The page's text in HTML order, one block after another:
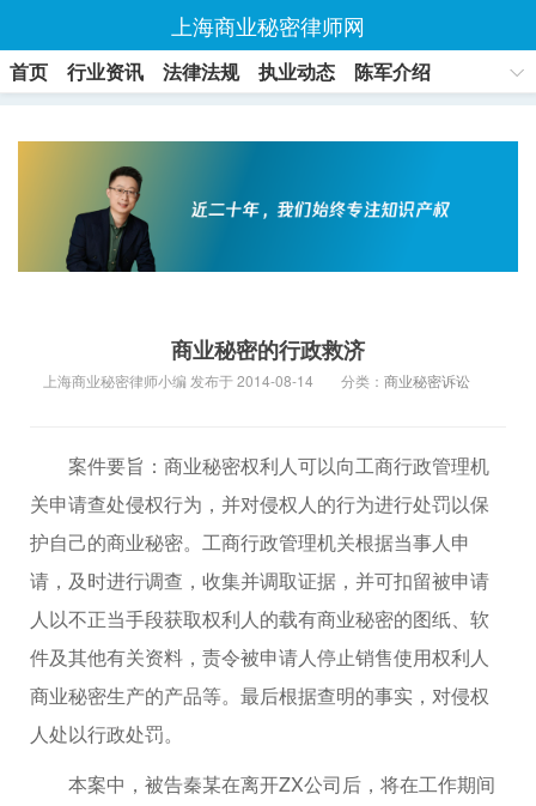
上海商业秘密律师网
首页 行业资讯 法律法规 执业动态
陈军介绍
商业秘密的行政救济
上海商业秘密律师小编 发布于 2014-08-14 分类： 商业秘密诉讼
案件要旨：商业秘密权利人可以向工商行政管理机
关申请查处侵权行为，并对侵权人的行为进行处罚以保
护自己的商业秘密。工商行政管理机关根据当事人申
请，及时进行调查，收集并调取证据，并可扣留被申请
人以不正当手段获取权利人的载有商业秘密的图纸、软
件及其他有关资料，责令被申请人停止销售使用权利人
商业秘密生产的产品等。最后根据查明的事实，对侵权
人处以行政处罚。
本案中，被告秦某在离开ZX公司后，将在工作期间